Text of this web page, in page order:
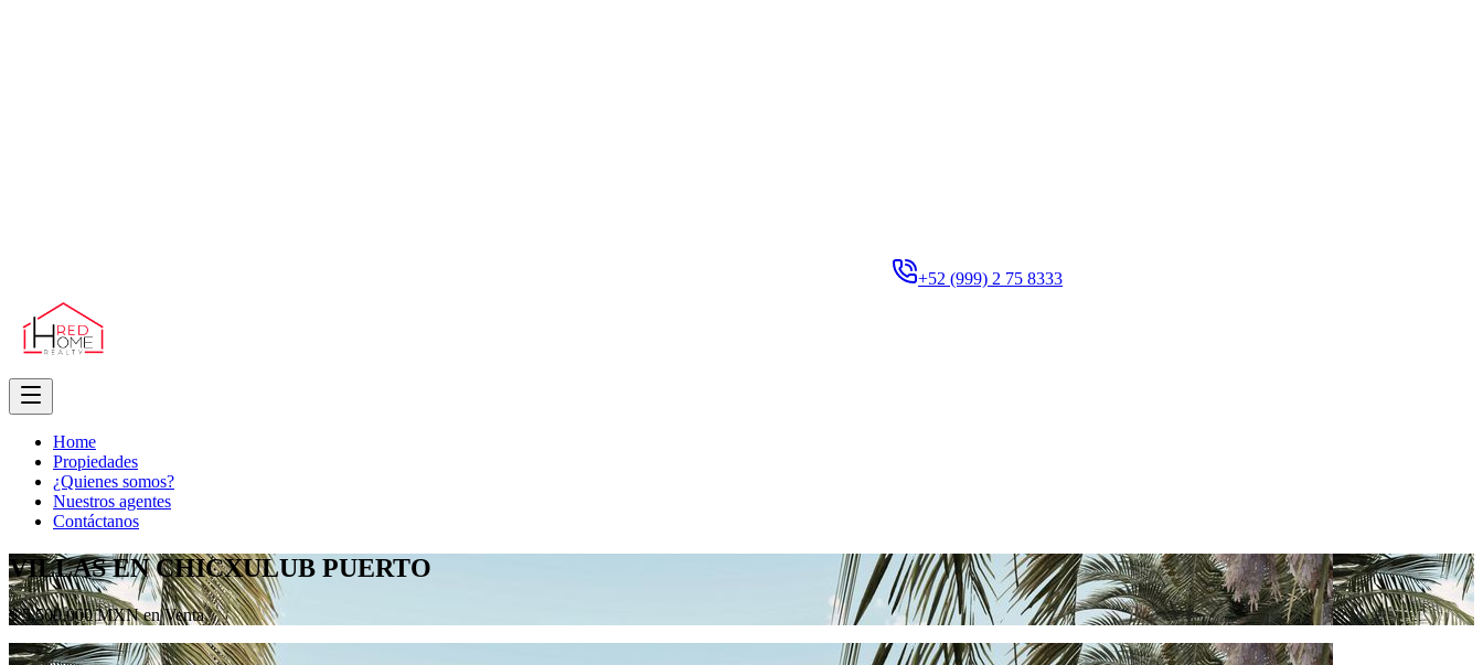
+52 (999) 2 75 8333
Home
Propiedades
¿Quienes somos?
Nuestros agentes
Contáctanos
VILLAS EN CHICXULUB PUERTO
$ 5,500,000 MXN en Venta